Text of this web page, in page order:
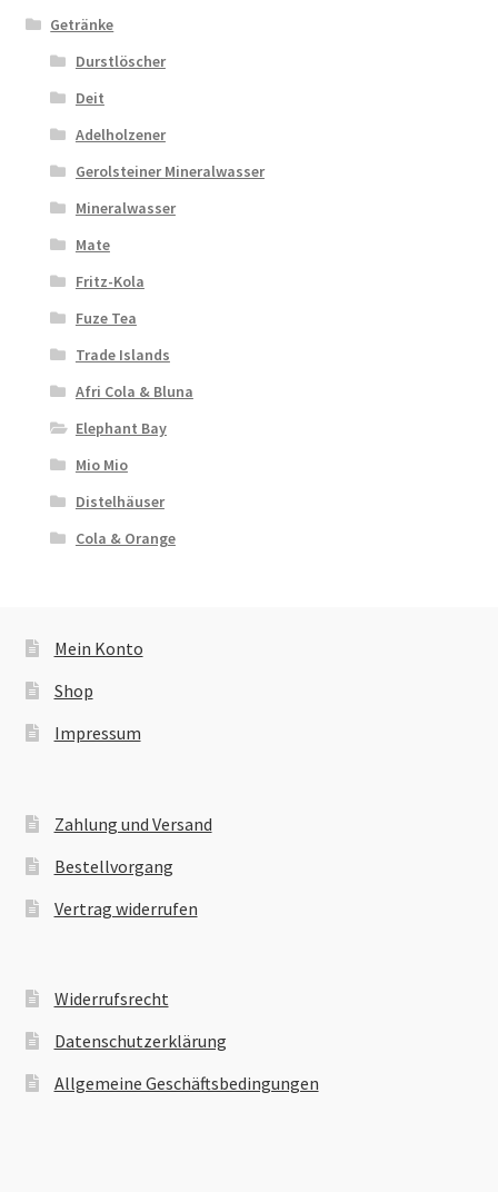
Getränke
Durstlöscher
Deit
Adelholzener
Gerolsteiner Mineralwasser
Mineralwasser
Mate
Fritz-Kola
Fuze Tea
Trade Islands
Afri Cola & Bluna
Elephant Bay
Mio Mio
Distelhäuser
Cola & Orange
Mein Konto
Shop
Impressum
Zahlung und Versand
Bestellvorgang
Vertrag widerrufen
Widerrufsrecht
Datenschutzerklärung
Allgemeine Geschäftsbedingungen